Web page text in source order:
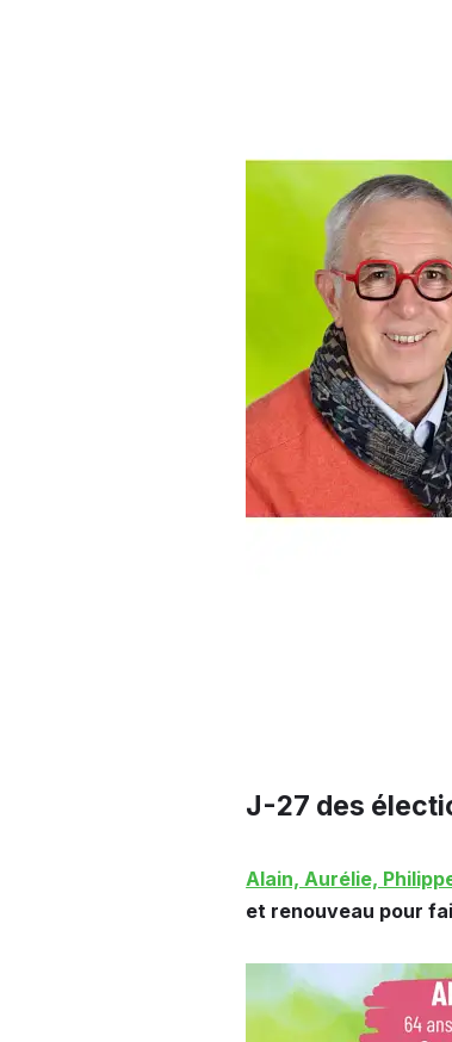
J-27 des
Alain, Aurélie,
et renouveau pour